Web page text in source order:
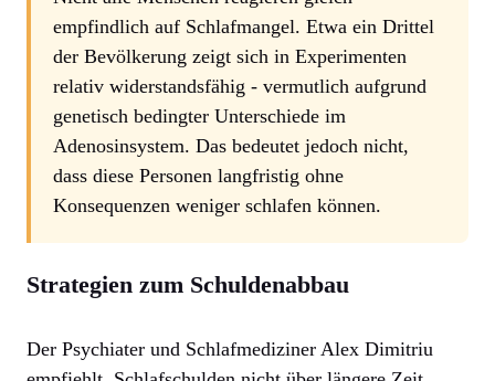
empfindlich auf Schlafmangel. Etwa ein Drittel
der Bevölkerung zeigt sich in Experimenten
relativ widerstandsfähig - vermutlich aufgrund
genetisch bedingter Unterschiede im
Adenosinsystem. Das bedeutet jedoch nicht,
dass diese Personen langfristig ohne
Konsequenzen weniger schlafen können.
Strategien zum Schuldenabbau
Der Psychiater und Schlafmediziner Alex Dimitriu